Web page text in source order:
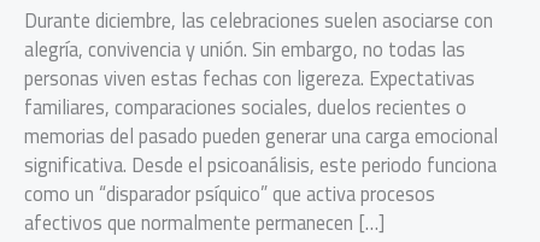
Durante diciembre, las celebraciones suelen asociarse con
alegría, convivencia y unión. Sin embargo, no todas las
personas viven estas fechas con ligereza. Expectativas
familiares, comparaciones sociales, duelos recientes o
memorias del pasado pueden generar una carga emocional
significativa. Desde el psicoanálisis, este periodo funciona
como un “disparador psíquico” que activa procesos
afectivos que normalmente permanecen […]